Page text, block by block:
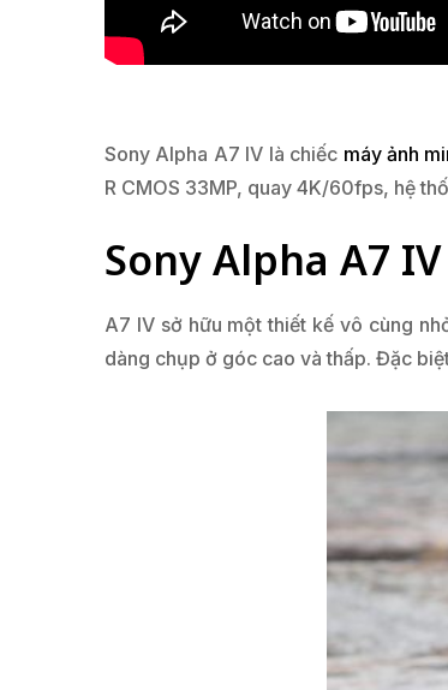
Sony Alpha A7 IV là chiếc máy ảnh
R CMOS 33MP, quay 4K/60fps, hệ
Sony Alpha A7
A7 IV sở hữu một thiết kế vô cùng
dàng chụp ở góc cao và thấp. Đặc